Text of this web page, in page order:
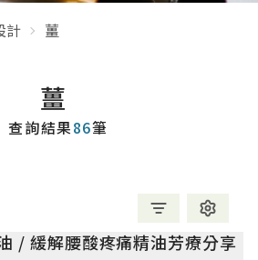
計 薑
薑
查詢結果86筆
/ 緩解腰酸疼痛精油芳療分享